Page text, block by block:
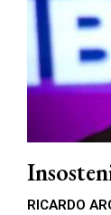
RICARDO